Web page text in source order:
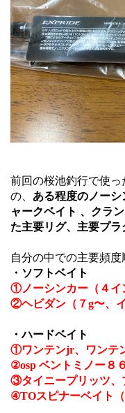
前回の桜池釣行で使
の、 ある程度のノー
ャークベイト 、クラ
た主要リグ、主要プラ
自分の中での主要頻
・ソフトベイト
①ノーシンカー（４イ
②ヘビダン（７g〜、
・ハードベイト
①ワンテンjr、ワンテ
②osp ベントミノー８６
③タイニープリッツ、
④TOスピナーベイト（